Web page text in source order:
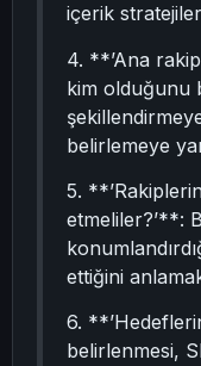
içerik
4. **’Ana
kim olduğunu
belirlemeye
5.
etmeliler?’**:
ettiğini
6.
belirlenmesi,